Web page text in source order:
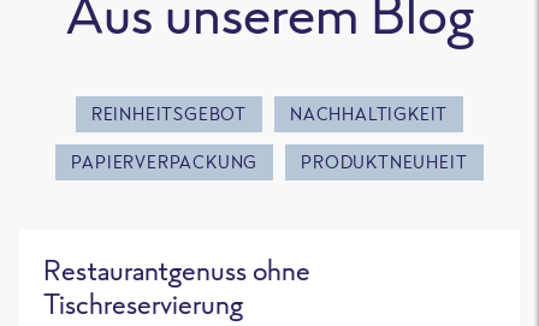
REINHEITSGEBOT NACHHALTIGKEIT
PAPIERVERPACKUNG PRODUKTNEUHEIT
Restaurantgenuss ohne
Tischreservierung